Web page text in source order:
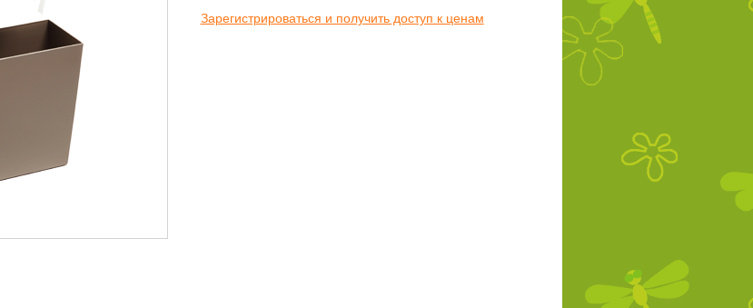
Зарегистрироваться и получить доступ к ценам